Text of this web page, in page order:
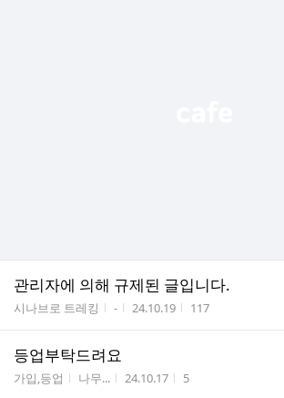
관리자에 의해 규제된 글입니다.
게시판명
시나브로 트레킹 작성자
- 작성시간
24.10.19 조회수
117
등업부탁드려요
게시판명
가입,등업 작성자
나무... 작성시간
24.10.17 조회수
5